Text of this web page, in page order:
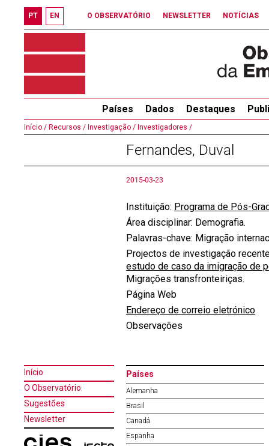
PT EN O OBSERVATÓRIO NEWSLETTER NOTÍCIAS
Países Dados Destaques
Início / Recursos / Investigação / Investigadores /
Fernandes, Duval
2015-03-23
Instituição: Programa de Pós-
Área disciplinar: Demografia.
Palavras-chave: Migração
Projectos de investigação
estudo de caso da imigração de
Migrações transfronteiriças.
Página Web
Endereço de correio eletrónico
Observações
Início
O Observatório
Sugestões
Newsletter
Países
Alemanha
Brasil
Canadá
Espanha